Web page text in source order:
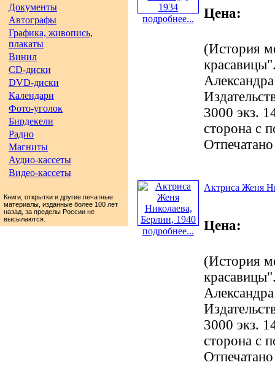
Документы
Автографы
Графика, живопись,
плакаты
Винил
CD-диски
DVD-диски
Календари
Фото-уголок
Бирдекели
Радио
Магниты
Аудио-кассеты
Видео-кассеты
Книги, открытки и другие печатные
материалы, изданные более 100 лет
назад, за пределы России не
высылаются.
подробнее... Цена:
(История
3000 экз.
сторона с
подробнее...
Актриса Женя
Цена:
(История
3000 экз.
сторона с